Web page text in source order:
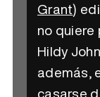
Grant)
no
Hildy
además,